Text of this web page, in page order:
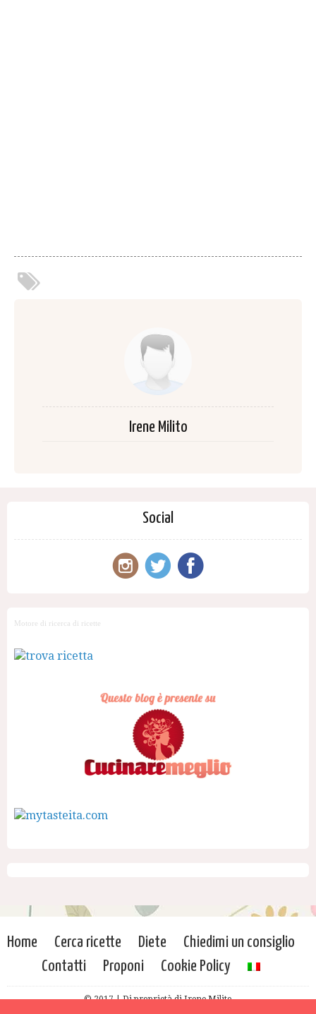
Irene Milito
Social
Motore di ricerca di ricette
Home Cerca ricette Diete
Chiedimi un consiglio
Contatti
Proponi Cookie Policy
© 2017 | Di proprietà di Irene Milito